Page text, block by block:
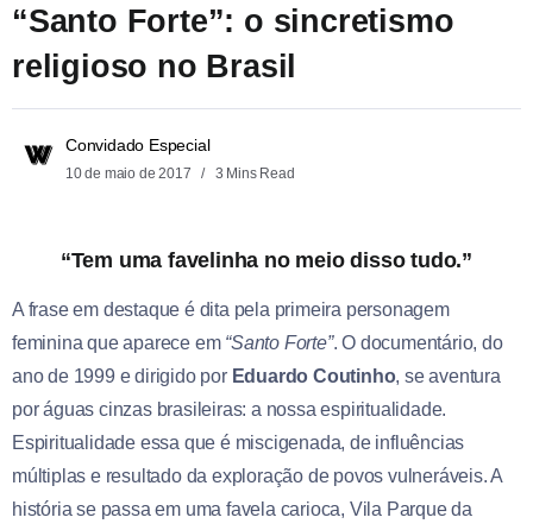
“Santo Forte”: o sincretismo
religioso no Brasil
Convidado Especial
10 de maio de 2017 3 Mins Read
“Tem uma favelinha no meio disso tudo.”
A frase em destaque é dita pela primeira personagem
feminina que aparece em“Santo Forte”. O documentário, do
ano de 1999 edirigido por Eduardo Coutinho, se aventura
por águas cinzas brasileiras: a nossa espiritualidade.
Espiritualidade essa que é miscigenada, de influências
múltiplas e resultado da exploração de povos vulneráveis. A
história se passa em uma favela carioca, Vila Parque da